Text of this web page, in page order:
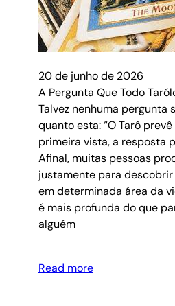
20 de junho de 2026
A Pergunta Que Todo
Talvez nenhuma pergunta
quanto esta: “O Tarô prevê
primeira vista, a resposta
Afinal, muitas pessoas
justamente para
em determinada área da
é mais profunda do que
alguém
Read more